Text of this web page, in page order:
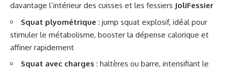
davantage l’intérieur des cuisses et les fessiers JoliFessier
Squat plyométrique : jump squat explosif, idéal pour
stimuler le métabolisme, booster la dépense calorique et
affiner rapidement
Squat avec charges : haltères ou barre, intensifiant le